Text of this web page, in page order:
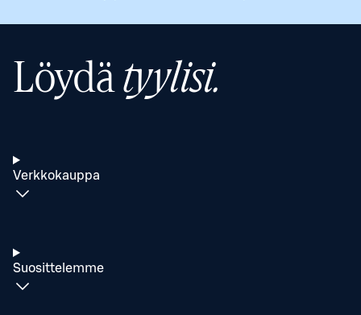
Löydätyylisi.
Verkkokauppa
Suosittelemme